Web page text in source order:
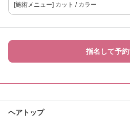
[施術メニュー] カット / カラー
指名して予
ヘアトップ